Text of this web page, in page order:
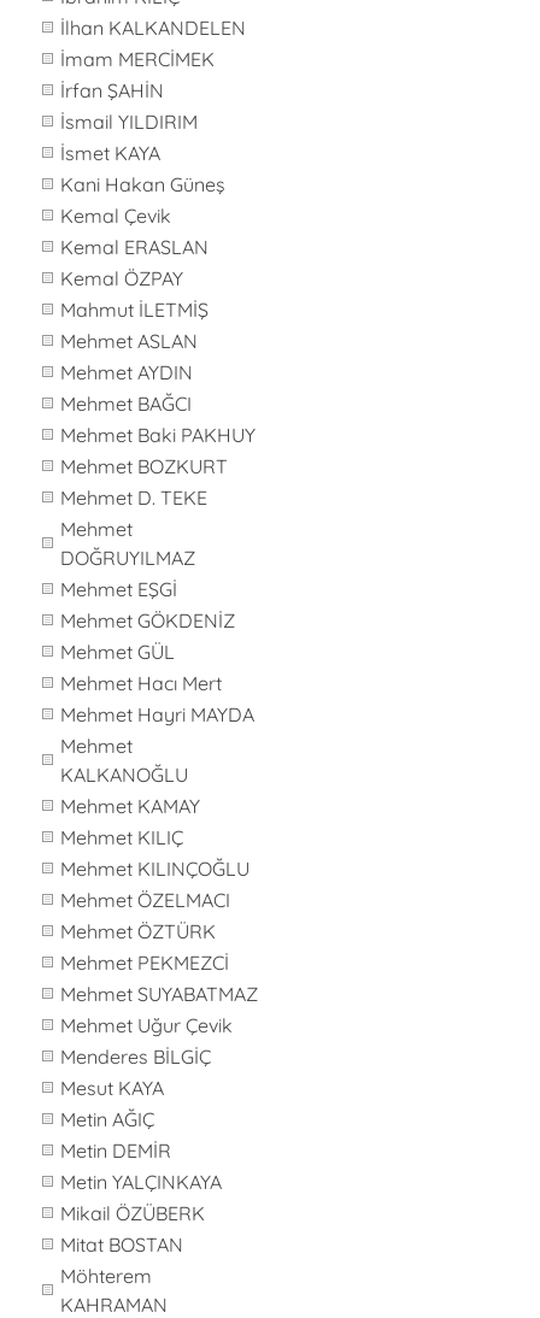
İlhan KALKANDELEN
İmam MERCİMEK
İrfan ŞAHİN
İsmail YILDIRIM
İsmet KAYA
Kani Hakan Güneş
Kemal Çevik
Kemal ERASLAN
Kemal ÖZPAY
Mahmut İLETMİŞ
Mehmet ASLAN
Mehmet AYDIN
Mehmet BAĞCI
Mehmet Baki PAKHUY
Mehmet BOZKURT
Mehmet D. TEKE
Mehmet
DOĞRUYILMAZ
Mehmet EŞGİ
Mehmet GÖKDENİZ
Mehmet GÜL
Mehmet Hacı Mert
Mehmet Hayri MAYDA
Mehmet
KALKANOĞLU
Mehmet KAMAY
Mehmet KILIÇ
Mehmet KILINÇOĞLU
Mehmet ÖZELMACI
Mehmet ÖZTÜRK
Mehmet PEKMEZCİ
Mehmet SUYABATMAZ
Mehmet Uğur Çevik
Menderes BİLGİÇ
Mesut KAYA
Metin AĞIÇ
Metin DEMİR
Metin YALÇINKAYA
Mikail ÖZÜBERK
Mitat BOSTAN
Möhterem
KAHRAMAN